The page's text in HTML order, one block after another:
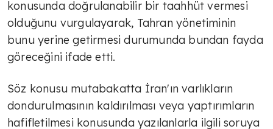
konusunda doğrulanabilir bir taahhüt vermesi
olduğunu vurgulayarak, Tahran yönetiminin
bunu yerine getirmesi durumunda bundan fayda
göreceğini ifade etti.
Söz konusu mutabakatta İran'ın varlıkların
dondurulmasının kaldırılması veya yaptırımların
hafifletilmesi konusunda yazılanlarla ilgili soruya